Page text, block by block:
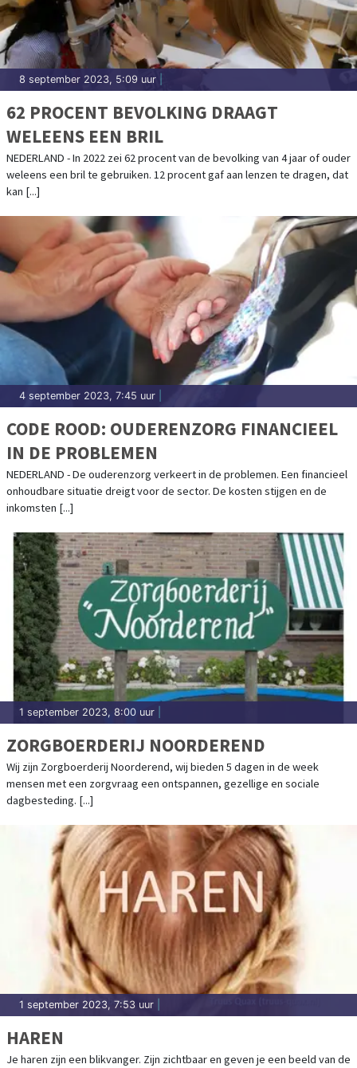
8 september 2023, 5:09 uur
62 PROCENT BEVOLKING DRAAGT
WELEENS EEN BRIL
NEDERLAND - In 2022 zei 62 procent van de bevolking van 4 jaar of ouder
weleens een bril te gebruiken. 12 procent gaf aan lenzen te dragen, dat
kan [...]
4 september 2023, 7:45 uur
CODE ROOD: OUDERENZORG FINANCIEEL
IN DE PROBLEMEN
NEDERLAND - De ouderenzorg verkeert in de problemen. Een financieel
onhoudbare situatie dreigt voor de sector. De kosten stijgen en de
inkomsten [...]
1 september 2023, 8:00 uur
ZORGBOERDERIJ NOORDEREND
Wij zijn Zorgboerderij Noorderend, wij bieden 5 dagen in de week
mensen met een zorgvraag een ontspannen, gezellige en sociale
dagbesteding. [...]
1 september 2023, 7:53 uur
HAREN
Je haren zijn een blikvanger. Zijn zichtbaar en geven je een beeld van de